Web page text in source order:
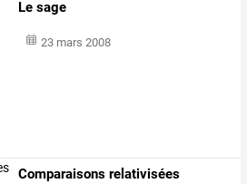
Le sage
23 mars 2008
Comparaisons relativisées